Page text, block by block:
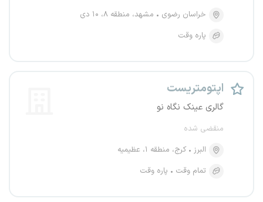
خراسان رضوی
مشهد، منطقه ۸، ۱۰ دی
پاره وقت
اپتومتریست
گالری عینک نگاه نو
منقضی شده
البرز
کرج، منطقه ۱، عظیمیه
تمام وقت
پاره وقت